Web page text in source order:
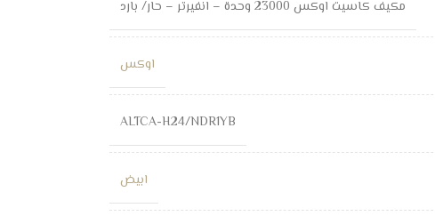
مكيف كاسيت اوكس 23000 وحدة – انفيرتر – حار/ بارد
اوكس
ALTCA-H24/NDR1YB
ابيض